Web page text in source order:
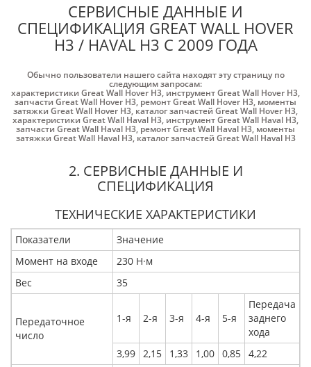
СЕРВИСНЫЕ ДАННЫЕ И
СПЕЦИФИКАЦИЯ GREAT WALL HOVER
H3 / HAVAL H3 С 2009 ГОДА
Обычно пользователи нашего сайта находят эту страницу по
следующим запросам:
характеристики Great Wall Hover H3, инструмент Great Wall Hover H3,
запчасти Great Wall Hover H3, ремонт Great Wall Hover H3, моменты
затяжки Great Wall Hover H3, каталог запчастей Great Wall Hover H3,
характеристики Great Wall Haval H3, инструмент Great Wall Haval H3,
запчасти Great Wall Haval H3, ремонт Great Wall Haval H3, моменты
затяжки Great Wall Haval H3, каталог запчастей Great Wall Haval H3
2. СЕРВИСНЫЕ ДАННЫЕ И
СПЕЦИФИКАЦИЯ
ТЕХНИЧЕСКИЕ ХАРАКТЕРИСТИКИ
Показатели
Значение
Момент на входе
230 Н·м
Вес
35
Передаточное
число
1-я 2-я 3-я 4-я 5-я
Передача
заднего
хода
3,99 2,15 1,33 1,00 0,85 4,22